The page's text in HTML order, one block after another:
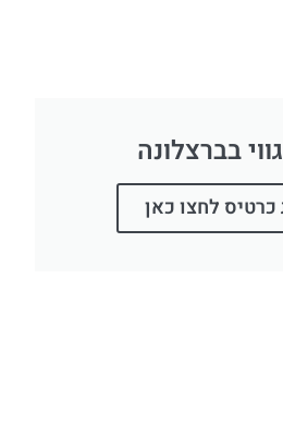
בברצלונה
לחצו כאן